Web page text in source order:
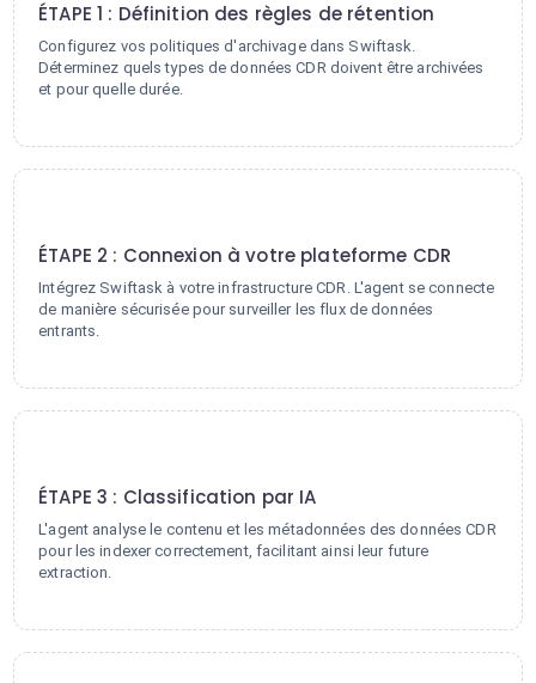
ÉTAPE 1 : Définition des règles de rétention
Configurez vos politiques d'archivage dans Swiftask.
Déterminez quels types de données CDR doivent être archivées
et pour quelle durée.
ÉTAPE 2 : Connexion à votre plateforme CDR
Intégrez Swiftask à votre infrastructure CDR. L'agent se connecte
de manière sécurisée pour surveiller les flux de données
entrants.
ÉTAPE 3 : Classification par IA
L'agent analyse le contenu et les métadonnées des données CDR
pour les indexer correctement, facilitant ainsi leur future
extraction.